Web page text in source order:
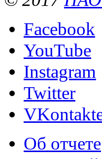
Facebook
YouTube
Instagram
Twitter
Об отчете